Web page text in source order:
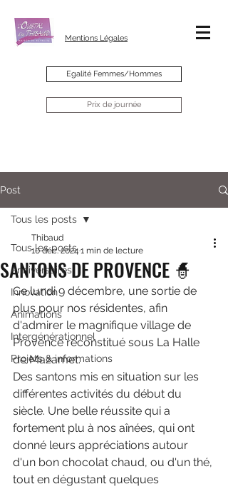
Mentions Légales
Egalité Femmes/Hommes
Prix de journée
Post
Tous les posts
Anniversaires
Innovation
Animations
Intergénérationnel
Projets & informations
Tous les posts
SANTONS DE PROVENCE 🧙
Thibaud
10 déc. 2024 1 min de lecture
Ce lundi 9 décembre, une sortie de
plus pour nos résidentes, afin
d'admirer le magnifique village de
Provence reconstitué sous La Halle
de Mazamet.
Des santons mis en situation sur les
différentes activités du début du
siècle. Une belle réussite qui a
fortement plu à nos aînées, qui ont
donné leurs appréciations autour
d'un bon chocolat chaud, ou d'un thé,
tout en dégustant quelques